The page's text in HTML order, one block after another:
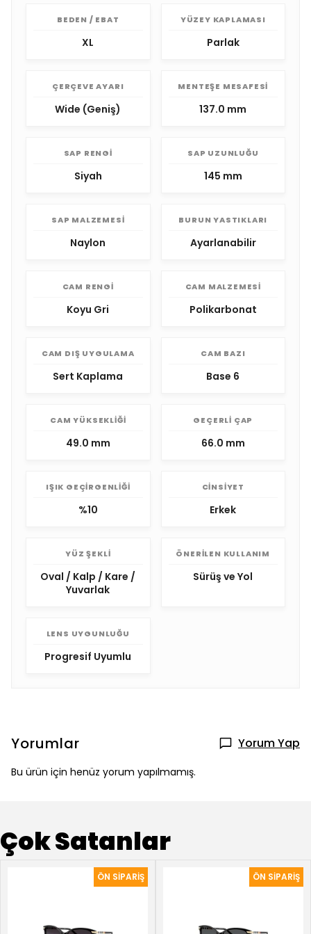
BEDEN / EBAT
XL
YÜZEY KAPLAMASI
Parlak
ÇERÇEVE AYARI
Wide (Geniş)
MENTEŞE MESAFESI
137.0 mm
SAP RENGI
Siyah
SAP UZUNLUĞU
145 mm
SAP MALZEMESI
Naylon
BURUN YASTIKLARI
Ayarlanabilir
CAM RENGI
Koyu Gri
CAM MALZEMESI
Polikarbonat
CAM DIŞ UYGULAMA
Sert Kaplama
CAM BAZI
Base 6
CAM YÜKSEKLIĞI
49.0 mm
GEÇERLI ÇAP
66.0 mm
IŞIK GEÇIRGENLIĞI
%10
CINSIYET
Erkek
YÜZ ŞEKLI
Oval / Kalp / Kare /
Yuvarlak
ÖNERILEN KULLANIM
Sürüş ve Yol
LENS UYGUNLUĞU
Progresif Uyumlu
Yorumlar Yorum Yap
Bu ürün için henüz yorum yapılmamış.
Çok Satanlar